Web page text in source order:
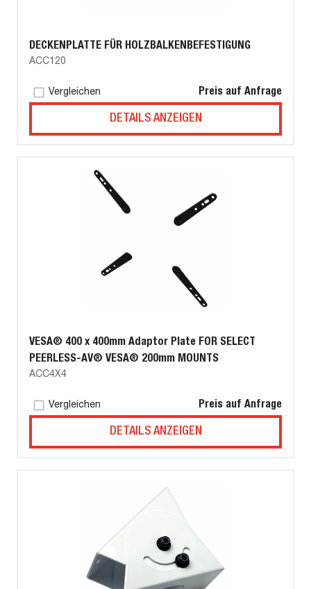
DECKENPLATTE FÜR HOLZBALKENBEFESTIGUNG
ACC120
Vergleichen Preis auf Anfrage
DETAILS ANZEIGEN
VESA® 400 x 400mm Adaptor Plate FOR SELECT
PEERLESS-AV® VESA® 200mm MOUNTS
ACC4X4
Vergleichen Preis auf Anfrage
DETAILS ANZEIGEN